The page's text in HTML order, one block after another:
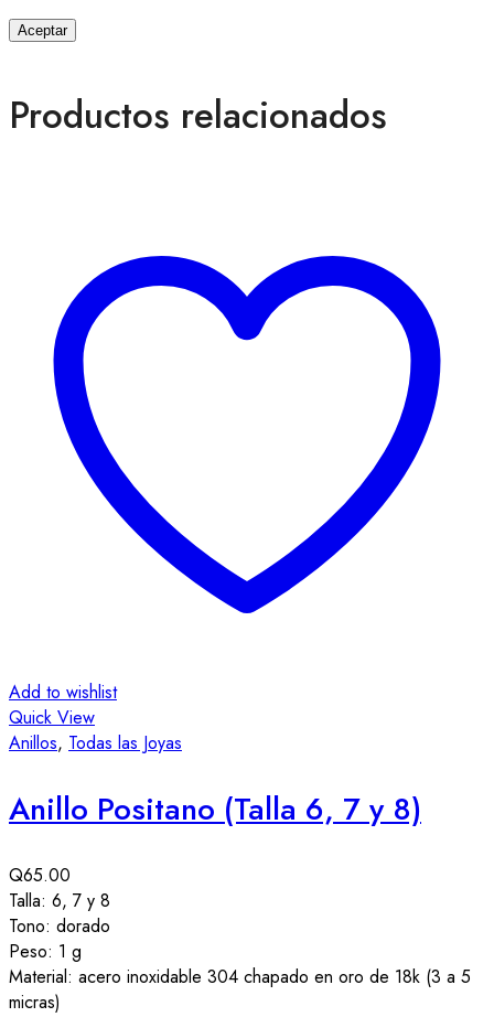
Productos relacionados
Add to wishlist
Quick View
Anillos, Todas las Joyas
Anillo Positano (Talla 6, 7 y 8)
Q65.00
Talla: 6, 7 y 8
Tono: dorado
Peso: 1 g
Material: acero inoxidable 304 chapado en oro de 18k (3 a 5
micras)